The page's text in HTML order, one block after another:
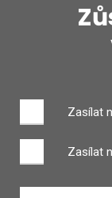
Zasílat
Zasílat